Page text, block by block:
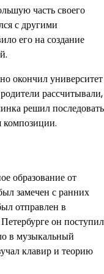
часть своего
с другими
его на создание
окончил университет
рассчитывали,
решил последовать
композиции.
образование от
замечен с ранних
отправлен в
он поступил
в музыкальный
клавир и теорию